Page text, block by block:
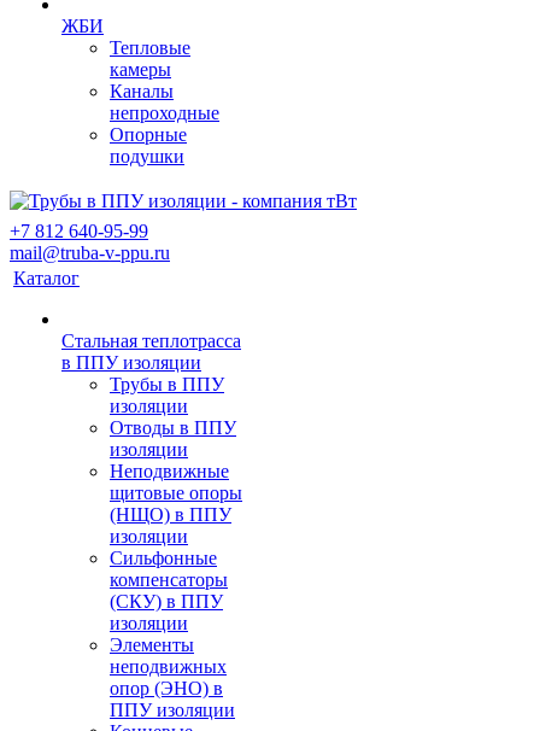
ЖБИ
Тепловые
камеры
Каналы
непроходные
Опорные
подушки
+7 812 640-95-99
mail@truba-v-ppu.ru
Каталог
Стальная теплотрасса
в ППУ изоляции
Трубы в ППУ
изоляции
Отводы в ППУ
изоляции
Неподвижные
щитовые опоры
(НЩО) в ППУ
изоляции
Cильфонные
компенсаторы
(СКУ) в ППУ
изоляции
Элементы
неподвижных
опор (ЭНО) в
ППУ изоляции